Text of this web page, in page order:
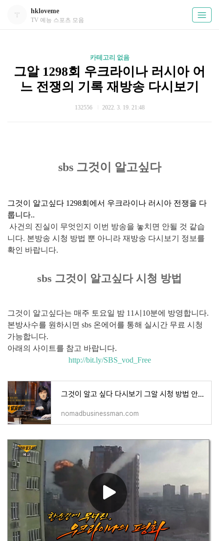
hkloveme
TV 예능 스포츠 모음
카테고리 없음
그알 1298회 우크라이나 러시아 어
느 전쟁의 기록 재방송 다시보기
132556 2022. 3. 19. 21:48
sbs 그것이 알고싶다
그것이 알고싶다 1298회에서 우크라이나 러시아 전쟁을 다
룹니다..
사건의 진실이 무엇인지 이번 방송을 놓치면 안될 것 같습
니다. 본방송 시청 방법 뿐 아니라 재방송 다시보기 정보를
확인 바랍니다.
sbs 그것이 알고싶다 시청 방법
그것이 알고싶다는 매주 토요일 밤 11시10분에 방영합니다.
본방사수를 원하시면 sbs 온에어를 통해 실시간 무료 시청
가능합니다.
아래의 사이트를 참고 바랍니다.
http://bit.ly/SBS_vod_Free
그것이 알고 싶다 다시보기 그알 시청 방법 안내 재방송 무료 보기 SBS 온에어
nomadbusinessman.com